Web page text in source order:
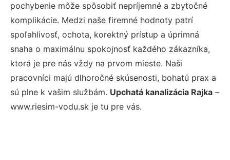
pochybenie môže spôsobiť nepríjemné a zbytočné
komplikácie. Medzi naše firemné hodnoty patrí
spoľahlivosť, ochota, korektný prístup a úprimná
snaha o maximálnu spokojnosť každého zákazníka,
ktorá je pre nás vždy na prvom mieste. Naši
pracovníci majú dlhoročné skúsenosti, bohatú prax a
sú plne k vašim službám. Upchatá kanalizácia Rajka –
www.riesim-vodu.sk je tu pre vás.